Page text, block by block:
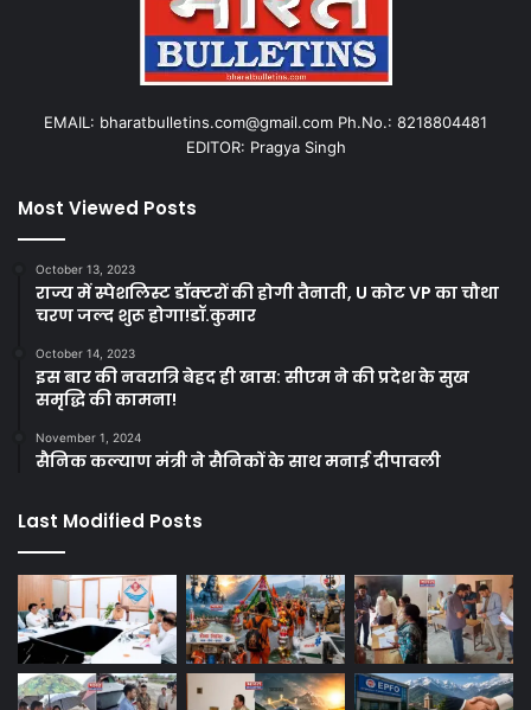
EMAIL: bharatbulletins.com@gmail.com Ph.No.: 8218804481
EDITOR: Pragya Singh
Most Viewed Posts
October 13, 2023
राज्य में स्पेशलिस्ट डॉक्टरों की होगी तैनाती, U कोट VP का चौथा
चरण जल्द शुरू होगा!डॉ.कुमार
October 14, 2023
इस बार की नवरात्रि बेहद ही खास: सीएम ने की प्रदेश के सुख
समृद्धि की कामना!
November 1, 2024
सैनिक कल्याण मंत्री ने सैनिकों के साथ मनाई दीपावली
Last Modified Posts